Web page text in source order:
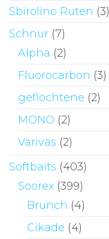
Sbirolino Ruten (3)
Schnur (7)
Alpha (2)
Fluorocarbon (3)
geflochtene (2)
MONO (2)
Varivas (2)
Softbaits (403)
Soorex (399)
Brunch (4)
Cikade (4)